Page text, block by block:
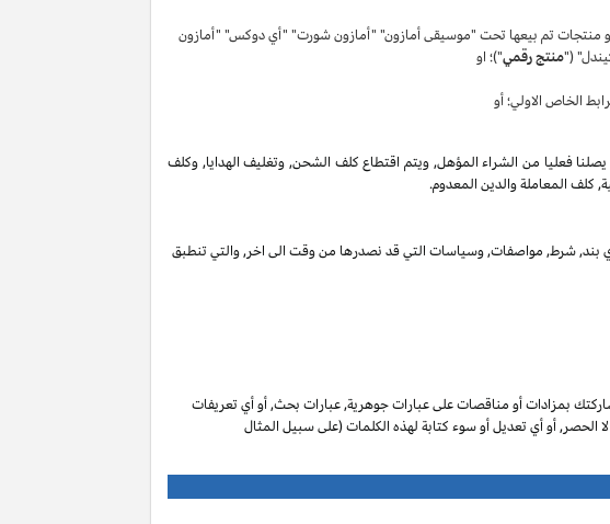
او منتجات تم بيعها تحت "موسيقى أمازون" "أمازون شورت" "أي دوكس" "أمازون
("منتج رقمي")؛ او
فعليا من الشراء المؤهل, ويتم اقتطاع كلف الشحن, وتغليف الهدايا, وكلف
كلف المعاملة والدين المعدوم.
أي بند, شرط, مواصفات, وسياسات التي قد نصدرها من وقت الى اخر, والتي تنطبق
بمزادات أو مناقصات على عبارات جوهرية, عبارات بحث, أو أي تعريفات
الحصر, أو أي تعديل أو سوء كتابة لهذه الكلمات (على سبيل المثال